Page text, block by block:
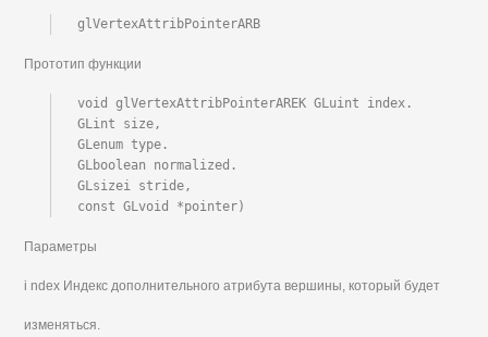
glVertexAttribPointerARB
Прототип функции
void glVertexAttribPointerAREK GLuint index.
GLint size,
GLenum type.
GLboolean normalized.
GLsizei stride,
const GLvoid *pointer)
Параметры
i ndex Индекс дополнительного атрибута вершины, который будет
изменяться.